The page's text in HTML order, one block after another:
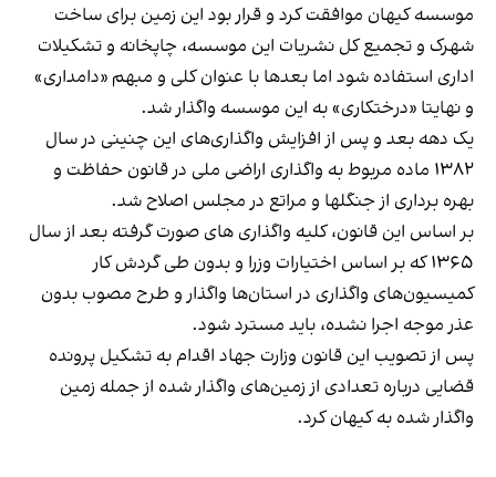
موسسه کیهان موافقت کرد و قرار بود این زمین برای ساخت
شهرک و تجمیع کل نشریات این موسسه، چاپخانه و تشکیلات
اداری استفاده شود اما بعدها با عنوان کلی و مبهم «دامداری»
و نهایتا «درختکاری» به این موسسه واگذار شد.
یک دهه بعد و پس از افزایش واگذاری‌های این چنینی در سال
۱۳۸۲ ماده‌ مربوط به واگذاری اراضی ملی در قانون حفاظت و
بهره برداری از جنگلها و مراتع در مجلس اصلاح شد.
بر اساس این قانون، کلیه واگذاری های صورت گرفته بعد از سال
۱۳۶۵ که بر اساس اختیارات وزرا و بدون طی گردش کار
کمیسیون‌های واگذاری در استان‌ها واگذار و طرح مصوب بدون
عذر موجه اجرا نشده، باید مسترد شود.
پس از تصویب این قانون وزارت جهاد اقدام به تشکیل پرونده
قضایی درباره تعدادی از زمین‌های واگذار شده از جمله زمین
واگذار شده به کیهان کرد.